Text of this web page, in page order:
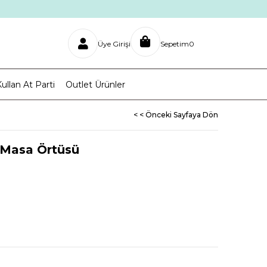
Üye Girişi Sepetim0
At Parti Outlet Ürünler
< < Önceki Sayfaya Dön
Örtüsü